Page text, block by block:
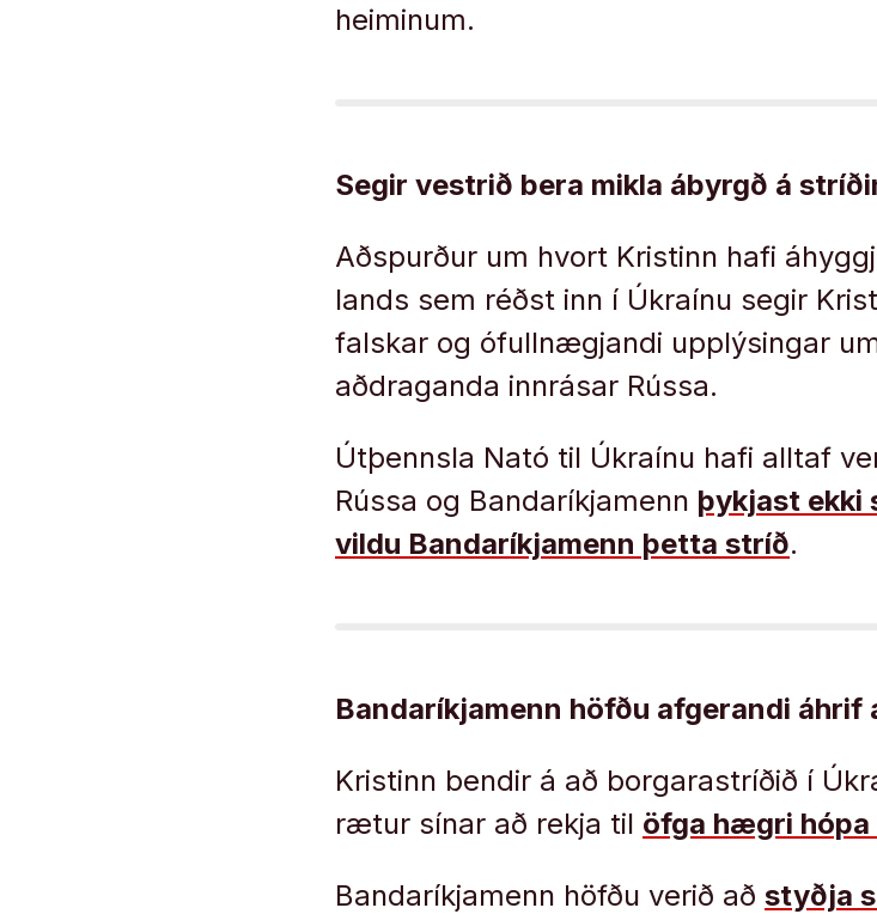
heiminum.
Segir vestrið bera mikla ábyrgð á
Aðspurður um hvort Kristinn hafi
lands sem réðst inn í Úkraínu segir
falskar og ófullnægjandi upplýsingar
aðdraganda innrásar Rússa.
Útþennsla Nató til Úkraínu hafi alltaf
Rússa og Bandaríkjamenn þykjast ekki
vildu Bandaríkjamenn þetta stríð.
Bandaríkjamenn höfðu afgerandi áhrif
Kristinn bendir á að borgarastríðið í
rætur sínar að rekja til öfga hægri hópa
Bandaríkjamenn höfðu verið að styðja